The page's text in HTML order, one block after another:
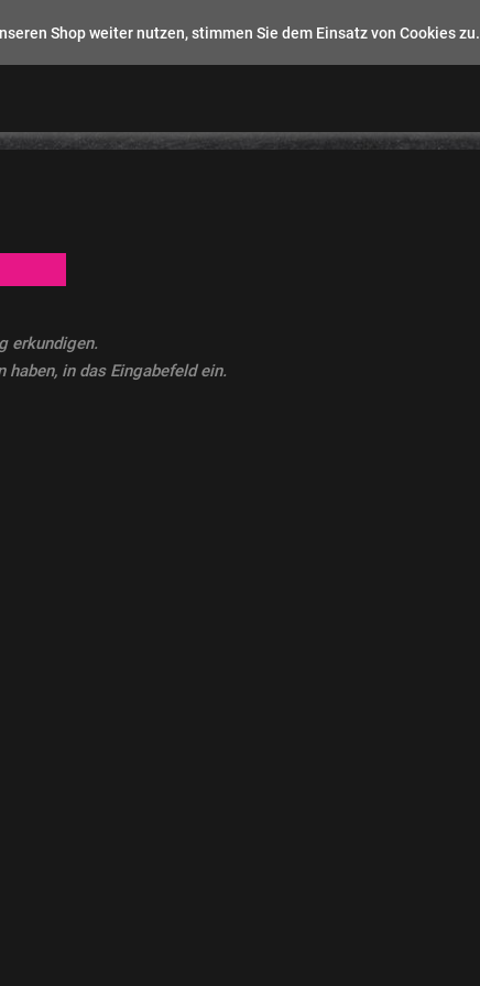
erkundigen.
in das Eingabefeld ein.
Shop weiter nutzen, stimmen Sie dem Einsatz von Cookies zu.